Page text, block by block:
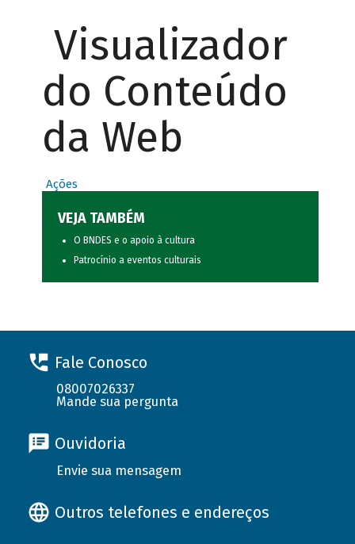
Visualizador
do Conteúdo
da Web
Ações
VEJA TAMBÉM
O BNDES e o apoio à cultura
Patrocínio a eventos culturais
Fale Conosco
08007026337
Mande sua pergunta
Ouvidoria
Envie sua mensagem
Outros telefones e endereços